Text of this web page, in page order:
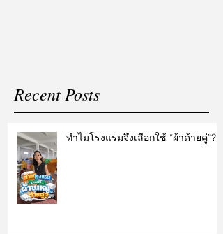
Recent Posts
ทำไมโรงแรมจึงเลือกใช้ “ผ้าด้ายคู่”?